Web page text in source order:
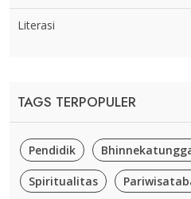
Literasi
TAGS TERPOPULER
Pendidik
Spiritualitas